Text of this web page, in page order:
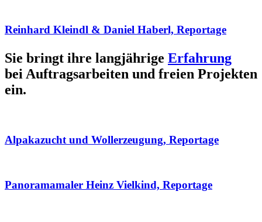
Reinhard Kleindl & Daniel Haberl, Reportage
Sie bringt ihre langjährige Erfahrung
bei Auftragsarbeiten und freien Projekten
ein.
Alpakazucht und Wollerzeugung, Reportage
Panoramamaler Heinz Vielkind, Reportage